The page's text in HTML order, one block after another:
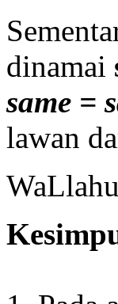
dinamai
same =
lawan